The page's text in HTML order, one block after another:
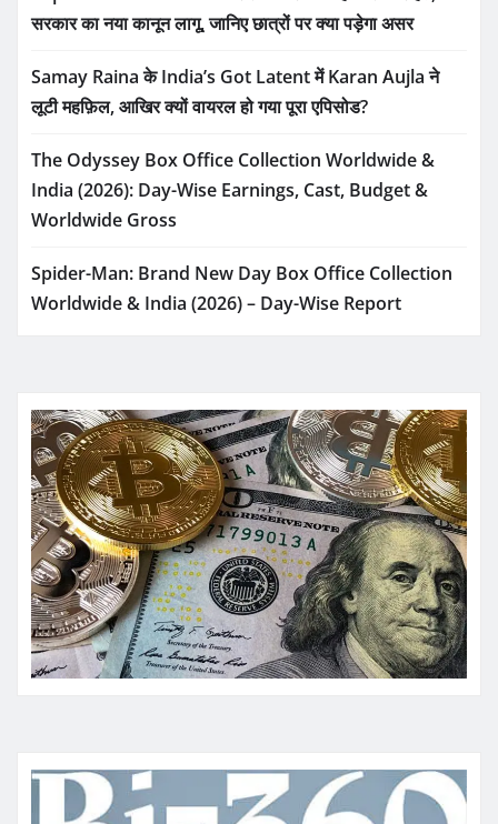
सरकार का नया कानून लागू, जानिए छात्रों पर क्या पड़ेगा असर
Samay Raina के India’s Got Latent में Karan Aujla ने
लूटी महफ़िल, आखिर क्यों वायरल हो गया पूरा एपिसोड?
The Odyssey Box Office Collection Worldwide &
India (2026): Day-Wise Earnings, Cast, Budget &
Worldwide Gross
Spider-Man: Brand New Day Box Office Collection
Worldwide & India (2026) – Day-Wise Report